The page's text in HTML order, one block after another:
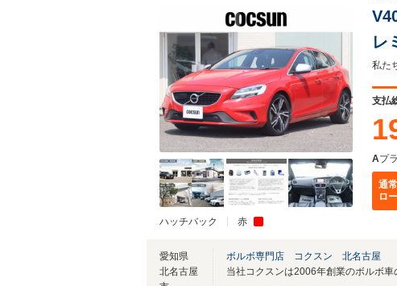
ハッチバック 赤
レ
ビ
ー
私た
支払
Aプ
通常
ロ
愛知県
北名古屋
ボルボ専門店 コクスン 北名古屋